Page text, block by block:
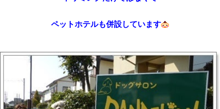
ペットホテルも併設しています